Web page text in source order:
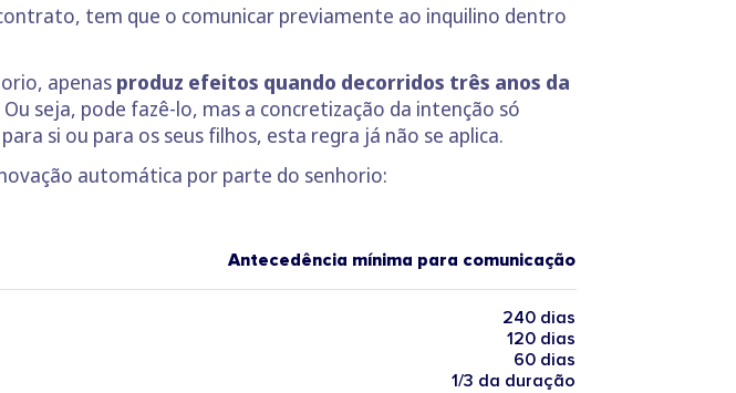
tem que o comunicar previamente ao inquilino dentro
apenas produz efeitos quando decorridos três anos da
seja, pode fazê-lo, mas a concretização da intenção só
si ou para os seus filhos, esta regra já não se aplica.
automática por parte do senhorio:
Antecedência mínima para comunicação
240 dias
120 dias
60 dias
1/3 da duração